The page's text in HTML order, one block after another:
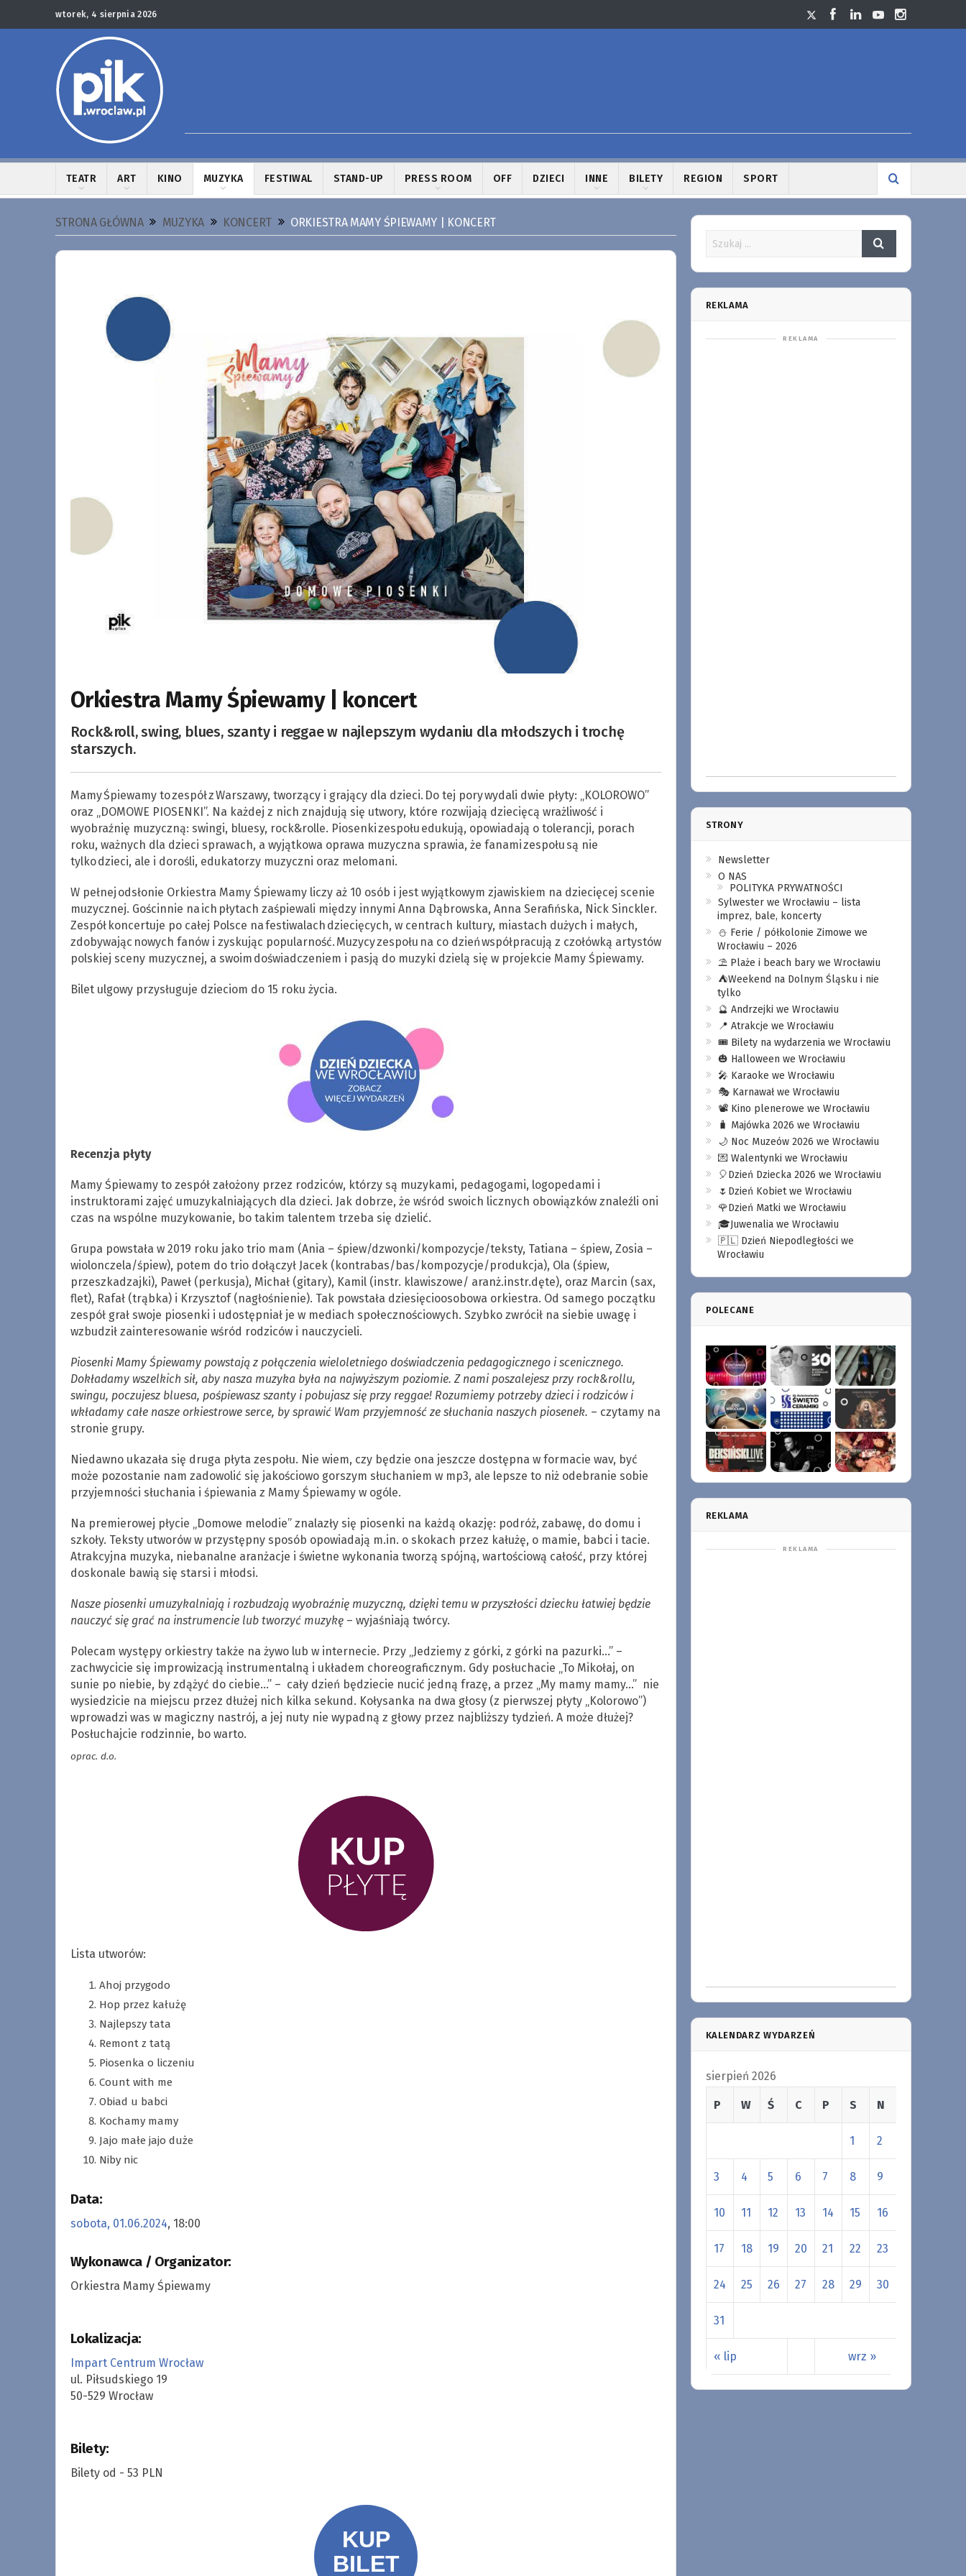
wtorek, 4 sierpnia 2026
TEATR ART KINO MUZYKA FESTIWAL STAND-UP PRESS ROOM OFF DZIECI INNE BILETY REGION SPORT
STRONA GŁÓWNA MUZYKA KONCERT ORKIESTRA MAMY ŚPIEWAMY | KONCERT
Orkiestra Mamy Śpiewamy | koncert
Rock&roll, swing, blues, szanty i reggae w najlepszym wydaniu dla młodszych i trochę
starszych.
Mamy Śpiewamy to zespół z Warszawy, tworzący i grający dla dzieci. Do tej pory wydali dwie płyty: „KOLOROWO”
oraz „DOMOWE PIOSENKI”. Na każdej z nich znajdują się utwory, które rozwijają dziecięcą wrażliwość i
wyobraźnię muzyczną: swingi, bluesy, rock&rolle. Piosenki zespołu edukują, opowiadają o tolerancji, porach
roku, ważnych dla dzieci sprawach, a wyjątkowa oprawa muzyczna sprawia, że fanami zespołu są nie
tylko dzieci, ale i dorośli, edukatorzy muzyczni oraz melomani.
W pełnej odsłonie Orkiestra Mamy Śpiewamy liczy aż 10 osób i jest wyjątkowym zjawiskiem na dziecięcej scenie
muzycznej. Gościnnie na ich płytach zaśpiewali między innymi Anna Dąbrowska, Anna Serafińska, Nick Sinckler.
Zespół koncertuje po całej Polsce na festiwalach dziecięcych, w centrach kultury, miastach dużych i małych,
zdobywając nowych fanów i zyskując popularność. Muzycy zespołu na co dzień współpracują z czołówką artystów
polskiej sceny muzycznej, a swoim doświadczeniem i pasją do muzyki dzielą się w projekcie Mamy Śpiewamy.
Bilet ulgowy przysługuje dzieciom do 15 roku życia.
Recenzja płyty
Mamy Śpiewamy to zespół założony przez rodziców, którzy są muzykami, pedagogami, logopedami i
instruktorami zajęć umuzykalniających dla dzieci. Jak dobrze, że wśród swoich licznych obowiązków znaleźli oni
czas na wspólne muzykowanie, bo takim talentem trzeba się dzielić.
Grupa powstała w 2019 roku jako trio mam (Ania – śpiew/dzwonki/kompozycje/teksty, Tatiana – śpiew, Zosia –
wiolonczela/śpiew), potem do trio dołączył Jacek (kontrabas/bas/kompozycje/produkcja), Ola (śpiew,
przeszkadzajki), Paweł (perkusja), Michał (gitary), Kamil (instr. klawiszowe/ aranż.instr.dęte), oraz Marcin (sax,
flet), Rafał (trąbka) i Krzysztof (nagłośnienie). Tak powstała dziesięcioosobowa orkiestra. Od samego początku
zespół grał swoje piosenki i udostępniał je w mediach społecznościowych. Szybko zwrócił na siebie uwagę i
wzbudził zainteresowanie wśród rodziców i nauczycieli.
Piosenki Mamy Śpiewamy powstają z połączenia wieloletniego doświadczenia pedagogicznego i scenicznego.
Dokładamy wszelkich sił, aby nasza muzyka była na najwyższym poziomie. Z nami poszalejesz przy rock&rollu,
swingu, poczujesz bluesa, pośpiewasz szanty i pobujasz się przy reggae! Rozumiemy potrzeby dzieci i rodziców i
wkładamy całe nasze orkiestrowe serce, by sprawić Wam przyjemność ze słuchania naszych piosenek. – czytamy na
stronie grupy.
Niedawno ukazała się druga płyta zespołu. Nie wiem, czy będzie ona jeszcze dostępna w formacie wav, być
może pozostanie nam zadowolić się jakościowo gorszym słuchaniem w mp3, ale lepsze to niż odebranie sobie
przyjemności słuchania i śpiewania z Mamy Śpiewamy w ogóle.
Na premierowej płycie „Domowe melodie” znalazły się piosenki na każdą okazję: podróż, zabawę, do domu i
szkoły. Teksty utworów w przystępny sposób opowiadają m.in. o skokach przez kałużę, o mamie, babci i tacie.
Atrakcyjna muzyka, niebanalne aranżacje i świetne wykonania tworzą spójną, wartościową całość, przy której
doskonale bawią się starsi i młodsi.
Nasze piosenki umuzykalniają i rozbudzają wyobraźnię muzyczną, dzięki temu w przyszłości dziecku łatwiej będzie
nauczyć się grać na instrumencie lub tworzyć muzykę– wyjaśniają twórcy.
Polecam występy orkiestry także na żywo lub w internecie. Przy „Jedziemy z górki, z górki na pazurki…” –
zachwycicie się improwizacją instrumentalną i układem choreograficznym. Gdy posłuchacie „To Mikołaj, on
sunie po niebie, by zdążyć do ciebie…” – cały dzień będziecie nucić jedną frazę, a przez „My mamy mamy…” nie
wysiedzicie na miejscu przez dłużej nich kilka sekund. Kołysanka na dwa głosy (z pierwszej płyty „Kolorowo”)
wprowadzi was w magiczny nastrój, a jej nuty nie wypadną z głowy przez najbliższy tydzień. A może dłużej?
Posłuchajcie rodzinnie, bo warto.
oprac. d.o.
Lista utworów:
Ahoj przygodo
Hop przez kałużę
Najlepszy tata
Remont z tatą
Piosenka o liczeniu
Count with me
Obiad u babci
Kochamy mamy
Jajo małe jajo duże
Niby nic
Data:
sobota, 01.06.2024, 18:00
Wykonawca / Organizator:
Orkiestra Mamy Śpiewamy
Lokalizacja:
Impart Centrum Wrocław
ul. Piłsudskiego 19
50-529 Wrocław
Bilety:
Bilety od - 53 PLN
REKLAMA
STRONY
Newsletter
O NAS
POLITYKA PRYWATNOŚCI
Sylwester we Wrocławiu – lista
imprez, bale, koncerty
⛄️ Ferie / półkolonie Zimowe we
Wrocławiu – 2026
⛱️ Plaże i beach bary we Wrocławiu
⛺️Weekend na Dolnym Śląsku i nie
tylko
🔮 Andrzejki we Wrocławiu
📍 Atrakcje we Wrocławiu
🎟️ Bilety na wydarzenia we Wrocławiu
🎃 Halloween we Wrocławiu
🎤 Karaoke we Wrocławiu
🎭 Karnawał we Wrocławiu
📽️ Kino plenerowe we Wrocławiu
🧳 Majówka 2026 we Wrocławiu
🌙 Noc Muzeów 2026 we Wrocławiu
💌 Walentynki we Wrocławiu
🎈Dzień Dziecka 2026 we Wrocławiu
🌷Dzień Kobiet we Wrocławiu
🌹Dzień Matki we Wrocławiu
🎓Juwenalia we Wrocławiu
🇵🇱 Dzień Niepodległości we
Wrocławiu
POLECANE
REKLAMA
KALENDARZ WYDARZEŃ
sierpień 2026
P W Ś C P S N
« lip wrz »
1 2
3 4 5 6 7 8 9
10 11 12 13 14 15 16
17 18 19 20 21 22 23
24 25 26 27 28 29 30
31